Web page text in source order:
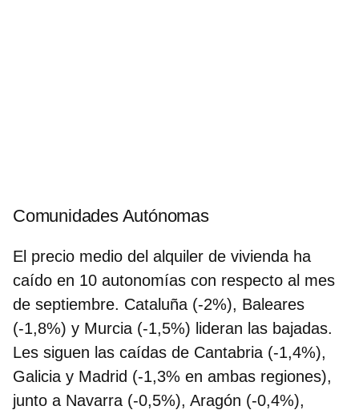
Comunidades Autónomas
El precio medio del alquiler de vivienda ha
caído en 10 autonomías con respecto al mes
de septiembre. Cataluña (-2%), Baleares
(-1,8%) y Murcia (-1,5%) lideran las bajadas.
Les siguen las caídas de Cantabria (-1,4%),
Galicia y Madrid (-1,3% en ambas regiones),
junto a Navarra (-0,5%), Aragón (-0,4%),